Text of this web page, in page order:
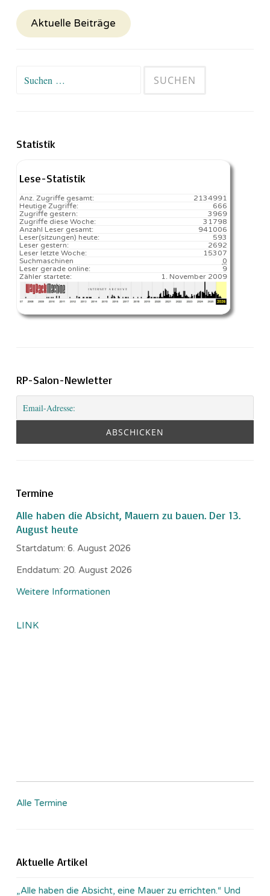
Aktuelle Beiträge
Suchen
Statistik
Lese-Statistik
2134991
Anz. Zugriffe gesamt:
666
Heutige Zugriffe:
3969
Zugriffe gestern:
31798
Zugriffe diese Woche:
941006
Anzahl Leser gesamt:
593️
Leser(sitzungen) heute:
2692
Leser gestern:
15307️
Leser letzte Woche:
0
Suchmaschinen
9
Leser gerade online:
1. November 2009
Zähler startete:
RP-Salon-Newletter
Termine
Alle haben die Absicht, Mauern zu bauen. Der 13.
August heute
Startdatum: 6. August 2026
Enddatum: 20. August 2026
Weitere Informationen
LINK
Alle Termine
Aktuelle Artikel
„Alle haben die Absicht, eine Mauer zu errichten.“ Und